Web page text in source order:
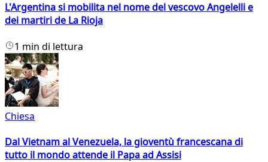
L'Argentina si mobilita nel nome del vescovo Angelelli e
dei martiri de La Rioja
1 min di lettura
Chiesa
Dal Vietnam al Venezuela, la gioventù francescana di
tutto il mondo attende il Papa ad Assisi